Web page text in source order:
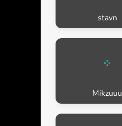
stavn
Mikzuuu